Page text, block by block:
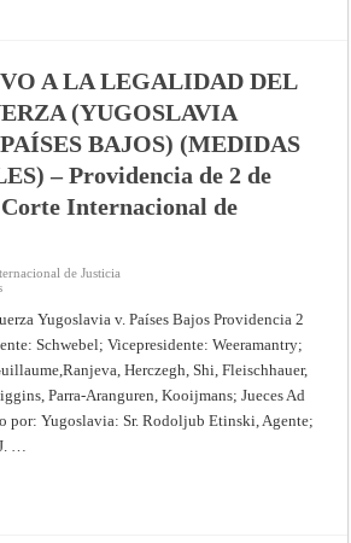
AMÉRICA)
(SOBRESEIMIENTO)
–
Providencia
de
10
noviembre
1998
Justicia
A LA LEGALIDAD DEL
(YUGOSLAVIA
BAJOS) (MEDIDAS
– Providencia de 2 de
Internacional de
de Justicia
en
RELATIVO
A
LA
DEL
USO
DE
LA
FUERZA
(YUGOSLAVIA
Yugoslavia v. Países Bajos Providencia 2
Schwebel; Vicepresidente: Weeramantry;
Herczegh, Shi, Fleischhauer,
Parra-Aranguren, Kooijmans; Jueces Ad
por: Yugoslavia: Sr. Rodoljub Etinski, Agente;
…